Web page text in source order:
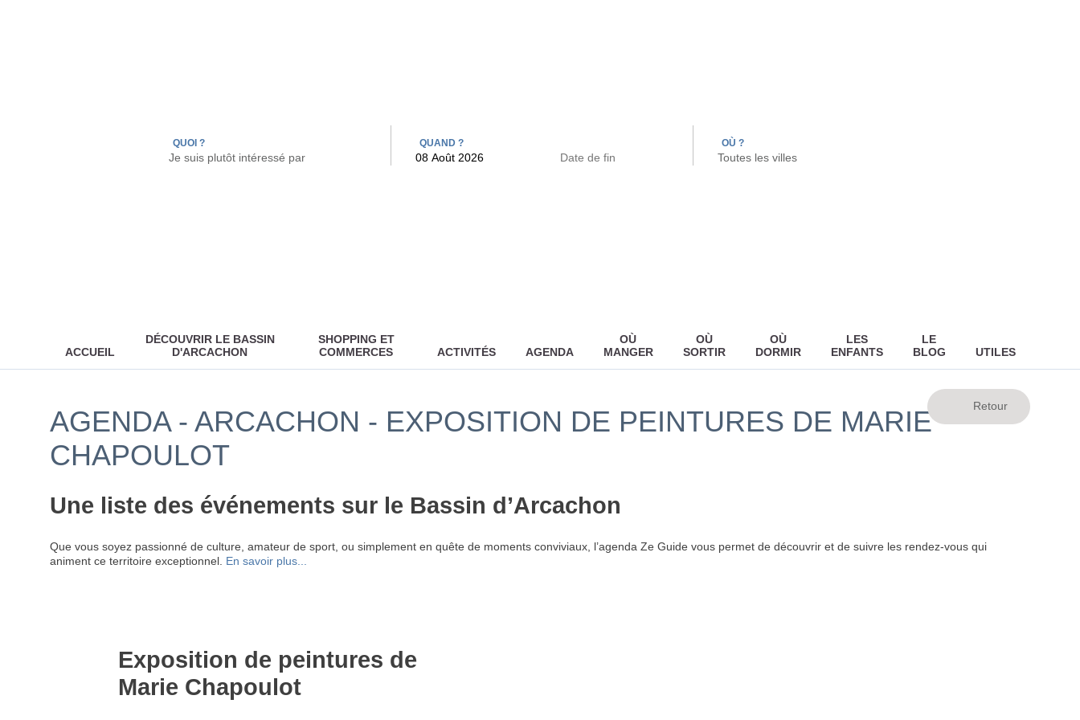
QUOI ? QUAND ? OÙ ?
ACCUEIL
DÉCOUVRIR LE BASSIN
D'ARCACHON
SHOPPING ET
COMMERCES
ACTIVITÉS AGENDA
OÙ
MANGER
OÙ
SORTIR
OÙ
DORMIR
LES
ENFANTS
LE
BLOG
UTILES
AGENDA - ARCACHON - EXPOSITION DE PEINTURES DE MARIE
CHAPOULOT
Une liste des événements sur le Bassin d’Arcachon
Que vous soyez passionné de culture, amateur de sport, ou simplement en quête de moments conviviaux, l’agenda Ze Guide vous permet de découvrir et de suivre les rendez-vous qui
animent ce territoire exceptionnel. En savoir plus...
Exposition de peintures de
Marie Chapoulot